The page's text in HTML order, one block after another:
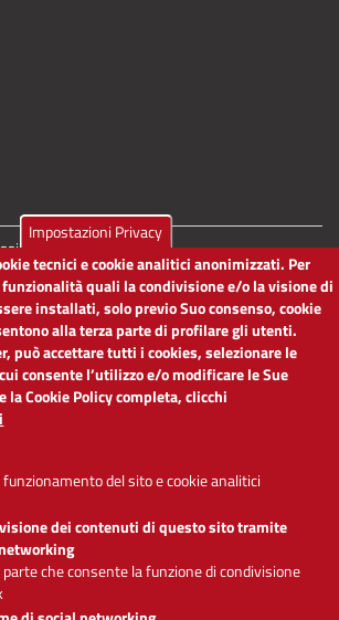
accessibilità
+
Solo testo
Impostazioni Privacy
tecnici e cookie analitici anonimizzati. Per
quali la condivisione e/o la visione di
installati, solo previo Suo consenso, cookie
alla terza parte di profilare gli utenti.
può accettare tutti i cookies, selezionare le
consente l’utilizzo e/o modificare le Sue
la Cookie Policy completa, clicchi
del sito e cookie analitici
dei contenuti di questo sito tramite
che consente la funzione di condivisione